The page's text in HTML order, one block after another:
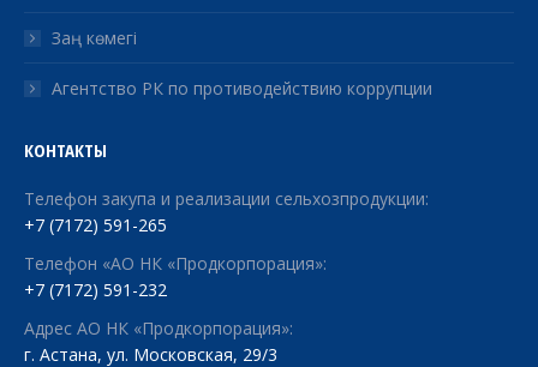
Заң көмегі
Агентство РК по противодействию коррупции
КОНТАКТЫ
Телефон закупа и реализации сельхозпродукции:
+7 (7172) 591-265
Телефон «АО НК «Продкорпорация»:
+7 (7172) 591-232
Адрес АО НК «Продкорпорация»:
г. Астана, ул. Московская, 29/3